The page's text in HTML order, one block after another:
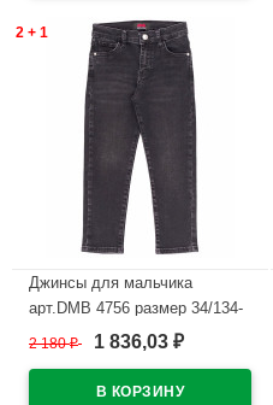
2 + 1
Джинсы для мальчика
арт.DMB 4756 размер 34/134-
44/164 цвет черный
2 180₽ 1 836,03 ₽